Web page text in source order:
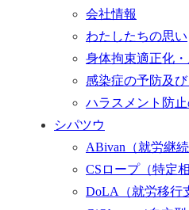
会社情報
わたしたちの思い
身体拘束適正化
感染症の予防及
ハラスメント防
シパツウ
ABivan （就労継
CSロープ（特定
DoLA
（就労移行